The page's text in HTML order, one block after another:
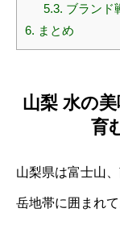
5.3. ブランド
6. まとめ
山梨 水の
育
山梨県は富士山
岳地帯に囲まれ